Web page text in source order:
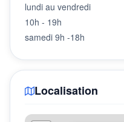
lundi au vendredi
10h - 19h
samedi 9h -18h
Localisation